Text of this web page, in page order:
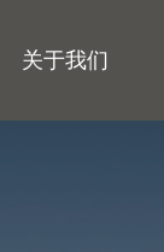
关于我们